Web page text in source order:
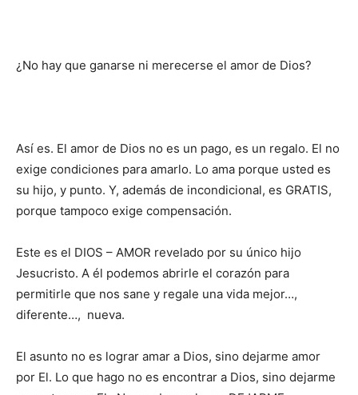
¿No hay que ganarse ni merecerse el amor de Dios?
Así es. El amor de Dios no es un pago, es un regalo. El no
exige condiciones para amarlo. Lo ama porque usted es
su hijo, y punto. Y, además de incondicional, es GRATIS,
porque tampoco exige compensación.
Este es el DIOS – AMOR revelado por su único hijo
Jesucristo. A él podemos abrirle el corazón para
permitirle que nos sane y regale una vida mejor…,
diferente…, nueva.
El asunto no es lograr amar a Dios, sino dejarme amor
por El. Lo que hago no es encontrar a Dios, sino dejarme